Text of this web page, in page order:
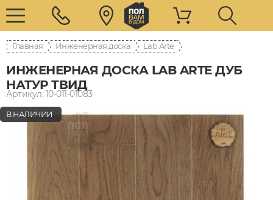
Главная Инженерная доска Lab Arte
ИНЖЕНЕРНАЯ ДОСКА LAB ARTE ДУБ
НАТУР ТВИД
Артикул: 10-011-01083
В НАЛИЧИИ